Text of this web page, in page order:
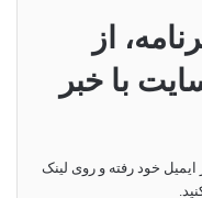
از
با خبر
خود رفته و روی لینک